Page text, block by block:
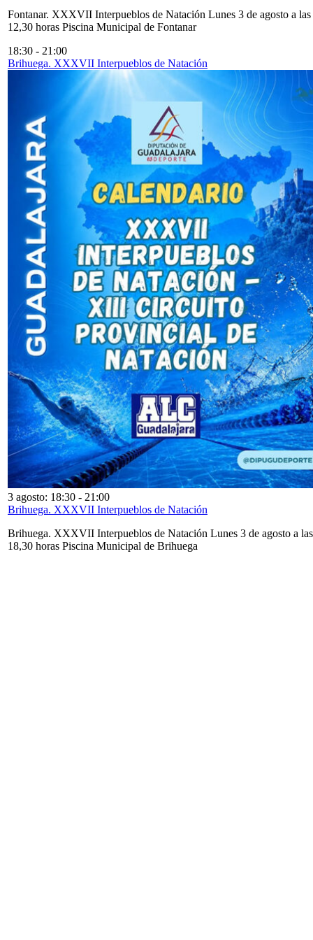
Fontanar. XXXVII Interpueblos de Natación Lunes 3 de agosto a las
12,30 horas Piscina Municipal de Fontanar
18:30 - 21:00
Brihuega. XXXVII Interpueblos de Natación
3 agosto: 18:30 - 21:00
Brihuega. XXXVII Interpueblos de Natación
Brihuega. XXXVII Interpueblos de Natación Lunes 3 de agosto a las
18,30 horas Piscina Municipal de Brihuega